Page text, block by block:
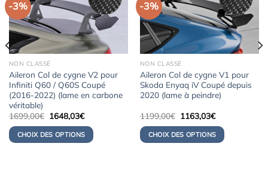
-3%
NON CLASSÉ
Aileron Col de cygne V2 pour
Infiniti Q60 / Q60S Coupé
(2016-2022) (lame en carbone
véritable)
1699,00€ Le
prix
initial
était :
1699,00€.
1648,03€Le
actuel
est :
1648,03€.
CHOIX DES OPTIONS
-3%
NON CLASSÉ
Aileron Col de cygne V1 pour
Skoda Enyaq iV Coupé depuis
2020 (lame à peindre)
1199,00€ Le
prix
initial
était :
1199,00€.
1163,03€Le
actuel
est :
1163,03€.
CHOIX DES OPTIONS